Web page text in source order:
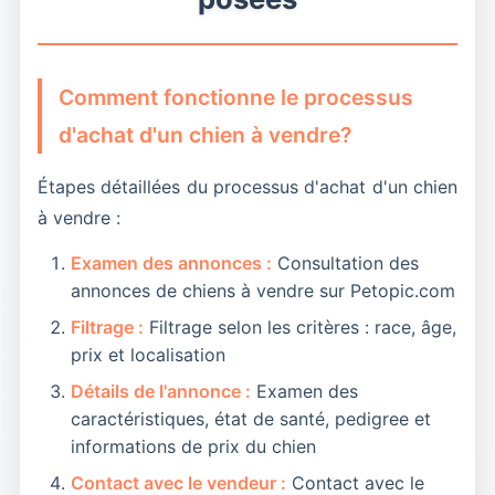
une transition plus douce et responsable.
Comment fonctionne le processus
d'achat d'un chien à vendre?
Étapes détaillées du processus d'achat d'un chien
à vendre :
Examen des annonces : Consultation des
annonces de chiens à vendre sur Petopic.com
Filtrage : Filtrage selon les critères : race, âge,
prix et localisation
Détails de l'annonce : Examen des
caractéristiques, état de santé, pedigree et
informations de prix du chien
Contact avec le vendeur : Contact avec le